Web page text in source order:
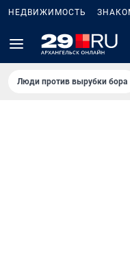
НЕДВИЖИМОСТЬ
Люди против вырубки бора